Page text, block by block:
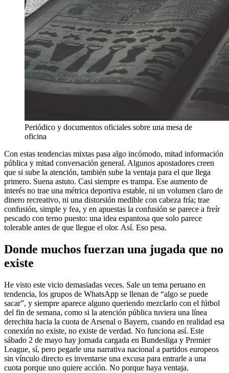
Periódico y documentos oficiales sobre una mesa de
oficina
Con estas tendencias mixtas pasa algo incómodo, mitad información
pública y mitad conversación general. Algunos apostadores creen
que si sube la atención, también sube la ventaja para el que llega
primero. Suena astuto. Casi siempre es trampa. Ese aumento de
interés no trae una métrica deportiva estable, ni un volumen claro de
dinero recreativo, ni una distorsión medible con cabeza fría; trae
confusión, simple y fea, y en apuestas la confusión se parece a freír
pescado con terno puesto: una idea espantosa que solo parece
tolerable antes de que llegue el olor. Así. Eso pesa.
Donde muchos fuerzan una jugada que no
existe
He visto este vicio demasiadas veces. Sale un tema peruano en
tendencia, los grupos de WhatsApp se llenan de “algo se puede
sacar”, y siempre aparece alguno queriendo mezclarlo con el fútbol
del fin de semana, como si la atención pública tuviera una línea
derechita hacia la cuota de Arsenal o Bayern, cuando en realidad esa
conexión no existe, no existe de verdad. No funciona así. Este
sábado 2 de mayo hay jornada cargada en Bundesliga y Premier
League, sí, pero pegarle una narrativa nacional a partidos europeos
sin vínculo directo es inventarse una excusa para entrarle a una
cuota porque uno quiere acción. No porque haya ventaja.